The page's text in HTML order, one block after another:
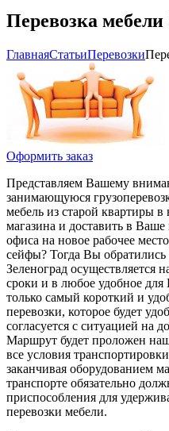
Перевозка мебели
ГлавнаяCтатьиПеревозки
Оформить заказ
Представляем Вашему
занимающуюся
мебель из старой квартиры в
магазина и доставить в Ваше
офиса на новое рабочее
сейфы? Тогда Вы обратились
Зеленоград осуществляется
сроки и в любое удобное
только самый короткий и
перевозки, которое будет
согласуется с ситуацией на
Маршрут будет проложен
все условия
заканчивая оборудованием
транспорте обязательно
приспособления для
перевозки мебели.